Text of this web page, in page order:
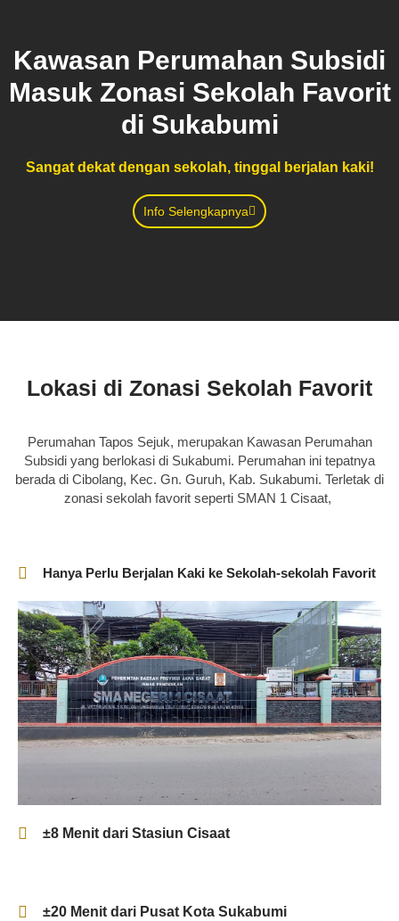
Kawasan Perumahan Subsidi
Masuk Zonasi Sekolah Favorit
di Sukabumi
Sangat dekat dengan sekolah, tinggal berjalan kaki!
Info Selengkapnya
Lokasi di Zonasi Sekolah Favorit
Perumahan Tapos Sejuk, merupakan Kawasan Perumahan
Subsidi yang berlokasi di Sukabumi. Perumahan ini tepatnya
berada di Cibolang, Kec. Gn. Guruh, Kab. Sukabumi. Terletak di
zonasi sekolah favorit seperti SMAN 1 Cisaat,
Hanya Perlu Berjalan Kaki ke Sekolah-sekolah Favorit
±8 Menit dari Stasiun Cisaat
±20 Menit dari Pusat Kota Sukabumi